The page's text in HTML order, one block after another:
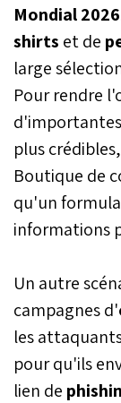
Mondial 2026
shirts et de
large
Pour rendre
d'importantes
plus
Boutique de
qu'un
informations
Un autre
campagnes d'
les
pour qu'ils
lien de